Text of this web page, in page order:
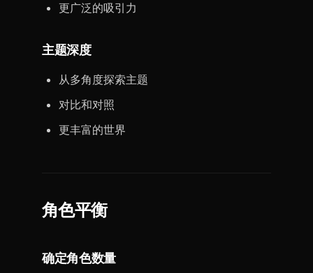
更广泛的吸引力
主题深度
从多角度探索主题
对比和对照
更丰富的世界
角色平衡
确定角色数量